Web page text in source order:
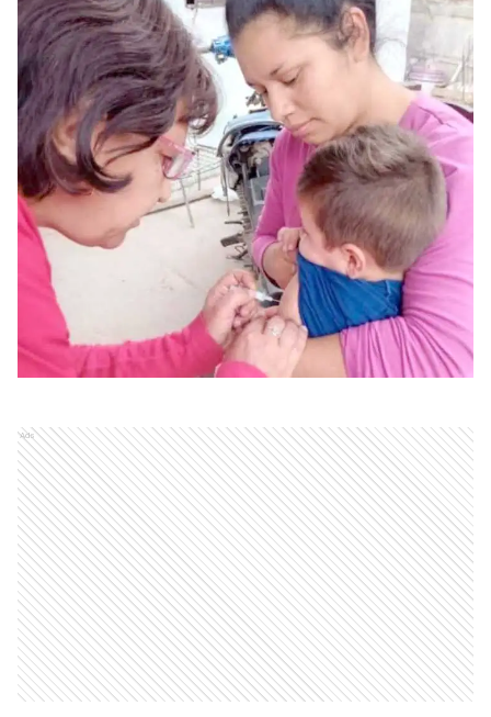
Ads